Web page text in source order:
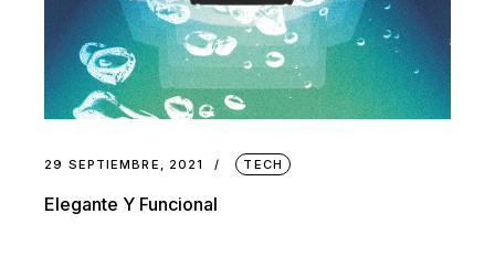
29 SEPTIEMBRE, 2021 TECH
Elegante Y Funcional